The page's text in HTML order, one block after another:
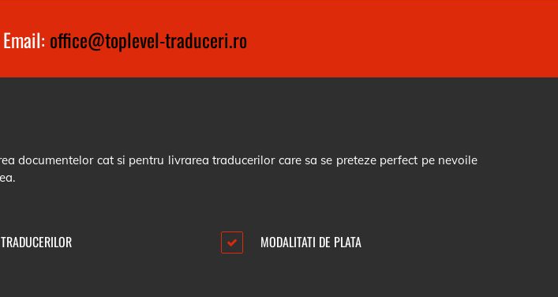
office@toplevel-traduceri.ro
documentelor cat si pentru livrarea traducerilor care sa se preteze perfect pe nevoile
MODALITATI DE PLATA